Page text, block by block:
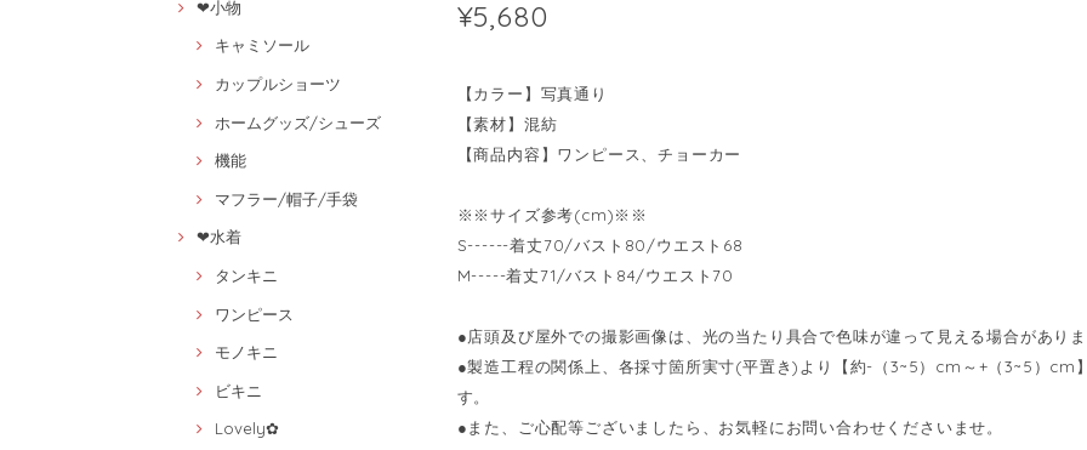
❤小物
キャミソール
カップルショーツ
ホームグッズ/シューズ
機能
マフラー/帽子/手袋
❤水着
タンキニ
ワンピース
モノキニ
ビキニ
Lovely✿
¥5,680
【カラー】写真通り
【素材】混紡
【商品内容】ワンピース、チョーカー
※※サイズ参考(cm)※※
S------着丈70/バスト80/ウエスト68
M-----着丈71/バスト84/ウエスト70
●店頭及び屋外での撮影画像は、光の当たり具合で色味が違って見える場合があり
●製造工程の関係上、各採寸箇所実寸(平置き)より【約-（3~5）cm～+（3~5）cm
す。
●また、ご心配等ございましたら、お気軽にお問い合わせくださいませ。